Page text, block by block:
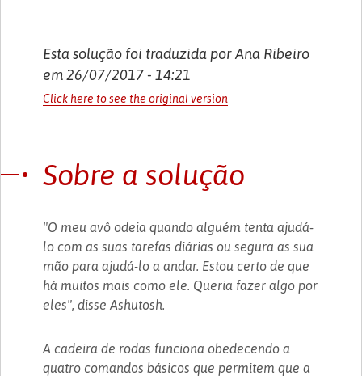
Esta solução foi traduzida por Ana Ribeiro
em 26/07/2017 - 14:21
Click here to see the original version
Sobre a solução
"O meu avô odeia quando alguém tenta ajudá-
lo com as suas tarefas diárias ou segura as sua
mão para ajudá-lo a andar. Estou certo de que
há muitos mais como ele. Queria fazer algo por
eles", disse Ashutosh.
A cadeira de rodas funciona obedecendo a
quatro comandos básicos que permitem que a